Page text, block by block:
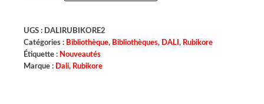
UGS : DALIRUBIKORE2
Catégories : Bibliothèque, Bibliothèques, DALI , Rubikore
Étiquette : Nouveautés
Marque : Dali, Rubikore